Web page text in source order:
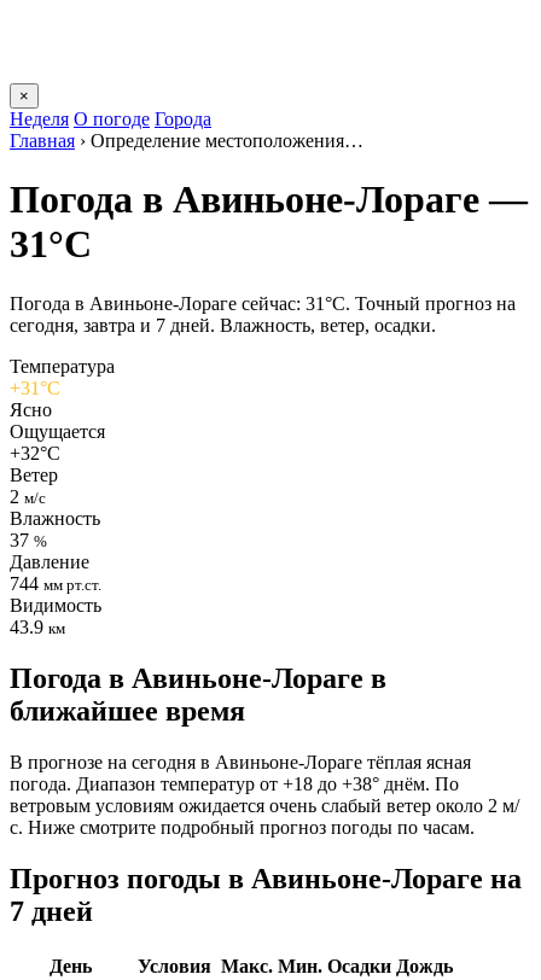
×
Неделя О погоде Города
Главная › Определение местоположения…
Погода в Авиньоне-Лораге —
31°C
Погода в Авиньоне-Лораге сейчас: 31°C. Точный прогноз на
сегодня, завтра и 7 дней. Влажность, ветер, осадки.
Температура
+31°C
Ясно
Ощущается
+32°C
Ветер
2 м/с
Влажность
37 %
Давление
744 мм рт.ст.
Видимость
43.9 км
Погода в Авиньоне-Лораге в
ближайшее время
В прогнозе на сегодня в Авиньоне-Лораге тёплая ясная
погода. Диапазон температур от +18 до +38° днём. По
ветровым условиям ожидается очень слабый ветер около 2 м/
с. Ниже смотрите подробный прогноз погоды по часам.
Прогноз погоды в Авиньоне-Лораге на
7 дней
День Условия Макс. Мин. Осадки Дождь